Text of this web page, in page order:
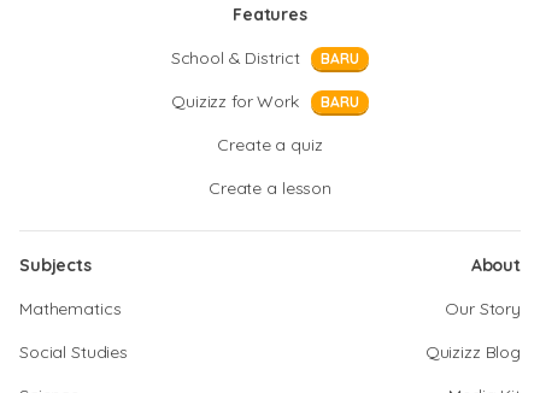
Features
School & District
BARU
Quizizz for Work BARU
Create a quiz
Create a lesson
Subjects
Mathematics
Social Studies
About
Our Story
Quizizz Blog